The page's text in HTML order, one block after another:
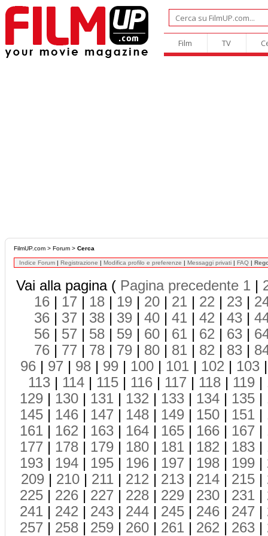
Film TV
FilmUP.com > Forum > Cerca
Indice Forum | Registrazione | Modifica profilo e preferenze | Messaggi privati | FAQ |
Vai alla pagina ( Pagina precedente 1 |
16 | 17 | 18 | 19 | 20 | 21 | 22 | 23 |
36 | 37 | 38 | 39 | 40 | 41 | 42 | 43 |
56 | 57 | 58 | 59 | 60 | 61 | 62 | 63 |
76 | 77 | 78 | 79 | 80 | 81 | 82 | 83 |
96 | 97 | 98 | 99 | 100 | 101 | 102 | 103
113 | 114 | 115 | 116 | 117 | 118 | 119 |
129 | 130 | 131 | 132 | 133 | 134 | 135 |
145 | 146 | 147 | 148 | 149 | 150 | 151 |
161 | 162 | 163 | 164 | 165 | 166 | 167 |
177 | 178 | 179 | 180 | 181 | 182 | 183 |
193 | 194 | 195 | 196 | 197 | 198 | 199 |
209 | 210 | 211 | 212 | 213 | 214 | 215 |
225 | 226 | 227 | 228 | 229 | 230 | 231 |
241 | 242 | 243 | 244 | 245 | 246 | 247 |
257 | 258 | 259 | 260 | 261 | 262 | 263 |